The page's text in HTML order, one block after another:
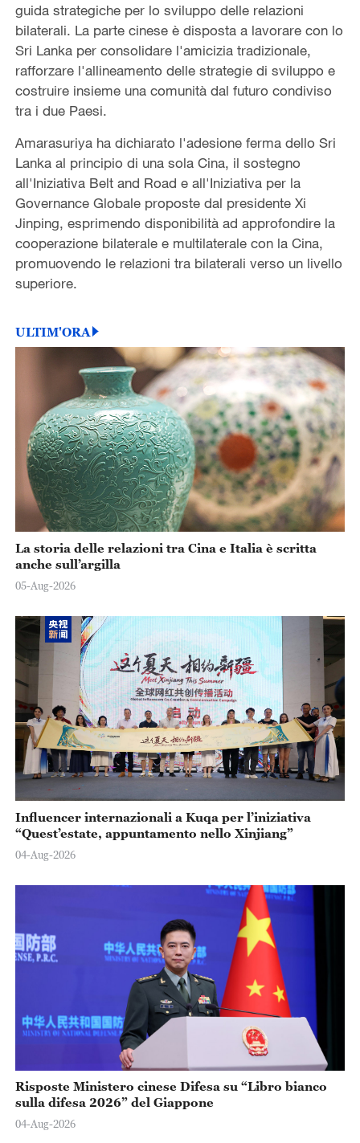
guida strategiche per lo sviluppo delle relazioni
bilaterali. La parte cinese è disposta a lavorare con lo
Sri Lanka per consolidare l'amicizia tradizionale,
rafforzare l'allineamento delle strategie di sviluppo e
costruire insieme una comunità dal futuro condiviso
tra i due Paesi.
Amarasuriya ha dichiarato l'adesione ferma dello Sri
Lanka al principio di una sola Cina, il sostegno
all'Iniziativa Belt and Road e all'Iniziativa per la
Governance Globale proposte dal presidente Xi
Jinping, esprimendo disponibilità ad approfondire la
cooperazione bilaterale e multilaterale con la Cina,
promuovendo le relazioni tra bilaterali verso un livello
superiore.
ULTIM'ORA
La storia delle relazioni tra Cina e Italia è scritta
anche sull’argilla
05-Aug-2026
Influencer internazionali a Kuqa per l’iniziativa
“Quest’estate, appuntamento nello Xinjiang”
04-Aug-2026
Risposte Ministero cinese Difesa su “Libro bianco
sulla difesa 2026” del Giappone
04-Aug-2026